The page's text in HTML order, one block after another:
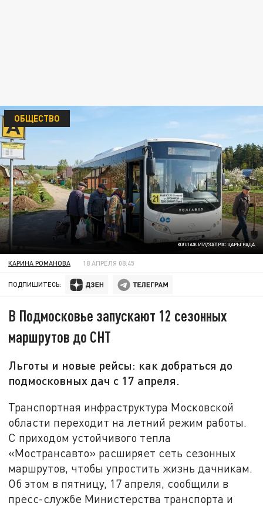
КОЛЛАЖ ИИ/ЗАПРОС ЦАРЬГРАДА
ОБЩЕСТВО
КАРИНА РОМАНОВА 18 АПРЕЛЯ 08:45
ПОДПИШИТЕСЬ:
В Подмосковье запускают 12 сезонных
маршрутов до СНТ
Льготы и новые рейсы: как добраться до
подмосковных дач с 17 апреля.
Транспортная инфраструктура Московской
области переходит на летний режим работы.
С приходом устойчивого тепла
«Мострансавто» расширяет сеть сезонных
маршрутов, чтобы упростить жизнь дачникам.
Об этом в пятницу, 17 апреля, сообщили в
пресс-службе Министерства транспорта и